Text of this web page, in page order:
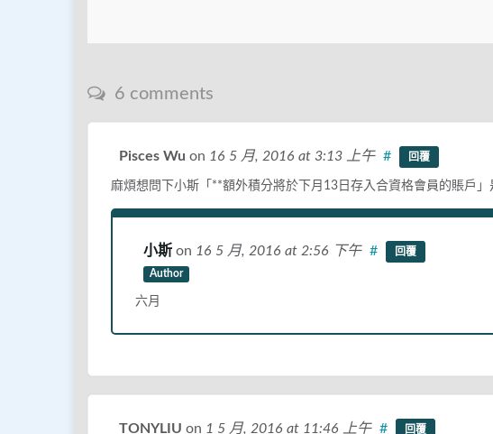
6 comments
Pisces Wu on 16 5 月, 2016 at 3:13 上午 # 回覆
麻煩想問下小斯「**額外積分將於下月13日存入合資格會員的賬戶」
小斯 on 16 5 月, 2016 at 2:56 下午
Author
# 回覆
六月
TONYLIU on 1 5 月, 2016 at 11:46 上午 # 回覆